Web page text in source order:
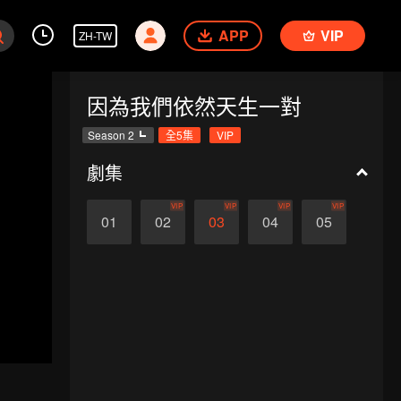
ZH-TW APP VIP
因為我們依然天生一對
Season 2 全5集 VIP
劇集
01 02
VIP
03
VIP
04
VIP
05
VIP